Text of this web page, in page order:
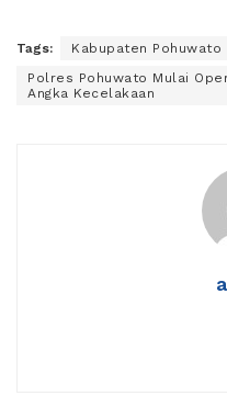
Tags: Kabupaten Pohuwato
Polres Pohuwato Mulai
Angka Kecelakaan